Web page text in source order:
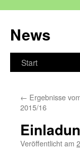
springen
News
Start
← Ergebnisse
2015/16
Veröffentlicht am